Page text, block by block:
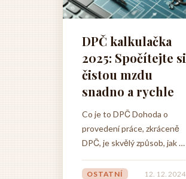
DPČ kalkulačka
2025: Spočítejte si
čistou mzdu
snadno a rychle
Co je to DPČ Dohoda o
provedení práce, zkráceně
DPČ, je skvělý způsob, jak si
přivydělat k hlavnímu
OSTATNÍ 12. 12. 2024